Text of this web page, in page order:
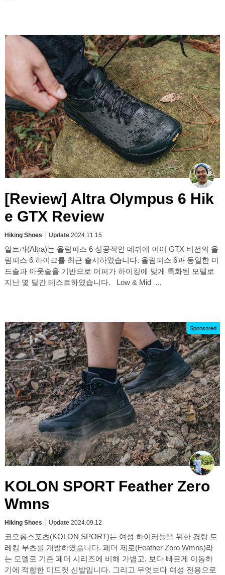
[Review] Altra Olympus 6 Hik
e GTX Review
Hiking Shoes Update 2024.11.15
알트라(Altra)는 올림퍼스 6 성공적인 데뷔에 이어 GTX 버전의 올
림퍼스 6 하이크를 최근 출시하였습니다. 올림퍼스 6과 동일한 미
드솔과 아웃솔을 기반으로 어퍼가 하이킹에 맞게 특화된 모델로
지난 몇 달간 테스트하였습니다. Low & Mid ...
Sponsored
KOLON SPORT Feather Zero
Wmns
Hiking Shoes Update 2024.09.12
코오롱스포츠(KOLON SPORT)는 여성 하이커들을 위한 경랑 트
레킹 부츠를 개발하였습니다. 페더 제로(Feather Zoro Wmns)라
는 모델로 기존 페더 시리즈에 비해 가볍고, 보다 빠르게 이동하
기에 적합한 미드컷 신발입니다. 그리고 무엇보다 여성 전용으로